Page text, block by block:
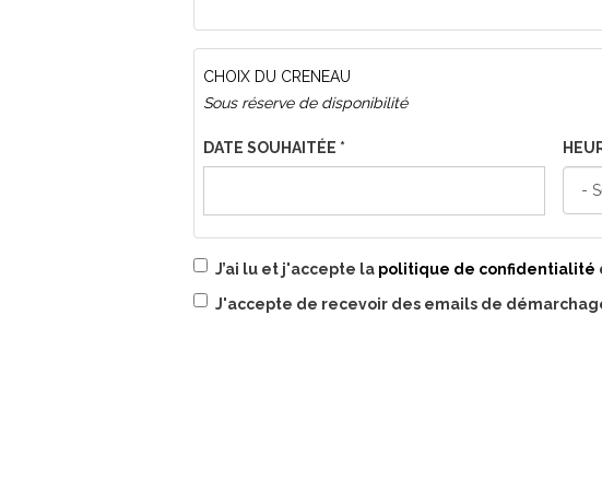
GALERIE"
PIANOS
HANLET
CHOIX DU CRENEAU
Sous réserve de disponibilité
DATE SOUHAITÉE *
J’ai lu et j'accepte la politique de confidentialité
RGPDJ'accepte de recevoir des emails de